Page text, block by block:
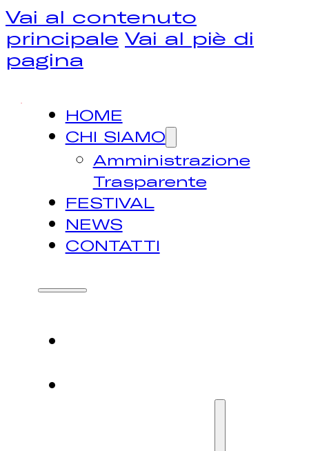
Vai al contenuto
principale Vai al piè di
pagina
HOME
CHI SIAMO
Amministrazione
Trasparente
FESTIVAL
NEWS
CONTATTI